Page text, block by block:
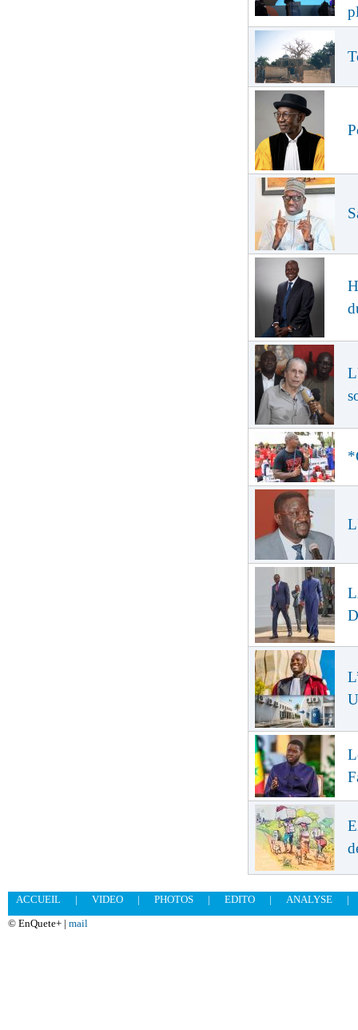
ACCUEIL | VIDEO | PHOTOS | EDITO | ANALYSE
|
© EnQuete+ | mail